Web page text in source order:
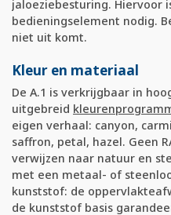
jaloeziebesturing. Hiervoor
bedieningselement nodig.
niet uit komt.
Kleur en materiaal
De A.1 is verkrijgbaar in
uitgebreid
eigen verhaal: canyon,
saffron, petal, hazel. Geen
verwijzen naar natuur en
met een metaal- of
kunststof: de
de kunststof basis